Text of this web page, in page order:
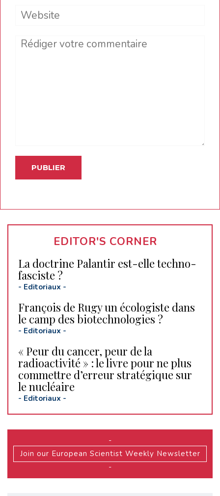
Website
Comment
EDITOR'S CORNER
La doctrine Palantir est-elle techno-
fasciste ?
- Editoriaux -
François de Rugy un écologiste dans
le camp des biotechnologies ?
- Editoriaux -
« Peur du cancer, peur de la
radioactivité » : le livre pour ne plus
commettre d’erreur stratégique sur
le nucléaire
- Editoriaux -
-
Join our European Scientist Weekly Newsletter
-